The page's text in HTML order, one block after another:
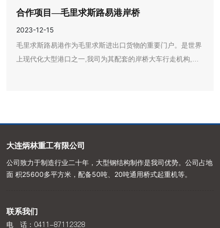
合作项目—毛里求斯路易港岸桥
2023-12-15
毛里求斯路易港作为毛里求斯进出口货物的重要门户。是世界
上现代化大型港口之一,我司为其配套的岸桥大车行走机构,进
大连炳林重工有限公司
公司致力于制造行业二十年，大型钢结构制作是我司优势。公司占地
面 积25600多平方米，配备50吨、20吨通用桥式起重机等。
联系我们
电 话： 0411-87112328